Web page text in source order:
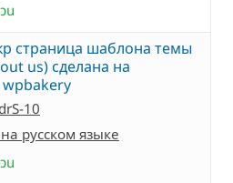
น
страница шаблона темы
us) сделана на
wpbakery
10
русском языке
น